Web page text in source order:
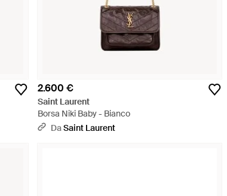
2.600 €
Saint Laurent
Borsa Niki Baby - Bianco
DaSaint Laurent